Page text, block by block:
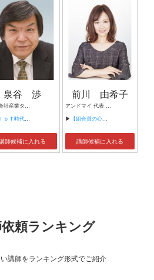
泉谷 渉
ポンの製造業が一気に抜け出す！！ ～世界トップシェアのセンサーとロボットで戦え！】
師候補に入れる
前川 由希子
▶ 【組合員の心をぐっと掴むコミュニケーション術～組合員が「あなたが言うなら」と動き出す３ステップ～】
講師候補に入れる
依頼ランキング
講師をランキング形式でご紹介